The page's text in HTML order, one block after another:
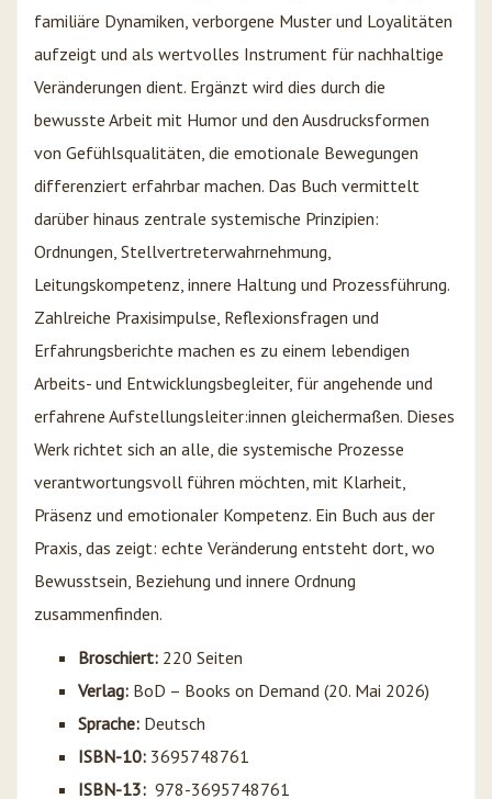
familiäre Dynamiken, verborgene Muster und Loyalitäten
aufzeigt und als wertvolles Instrument für nachhaltige
Veränderungen dient. Ergänzt wird dies durch die
bewusste Arbeit mit Humor und den Ausdrucksformen
von Gefühlsqualitäten, die emotionale Bewegungen
differenziert erfahrbar machen. Das Buch vermittelt
darüber hinaus zentrale systemische Prinzipien:
Ordnungen, Stellvertreterwahrnehmung,
Leitungskompetenz, innere Haltung und Prozessführung.
Zahlreiche Praxisimpulse, Reflexionsfragen und
Erfahrungsberichte machen es zu einem lebendigen
Arbeits- und Entwicklungsbegleiter, für angehende und
erfahrene Aufstellungsleiter:innen gleichermaßen. Dieses
Werk richtet sich an alle, die systemische Prozesse
verantwortungsvoll führen möchten, mit Klarheit,
Präsenz und emotionaler Kompetenz. Ein Buch aus der
Praxis, das zeigt: echte Veränderung entsteht dort, wo
Bewusstsein, Beziehung und innere Ordnung
zusammenfinden.
Broschiert: 220 Seiten
Verlag: BoD – Books on Demand (20. Mai 2026)
Sprache: Deutsch
ISBN-10: 3695748761
ISBN-13: 978-3695748761